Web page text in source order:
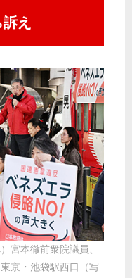
え
宮本徹前衆院議員、
京・池袋駅西口（写